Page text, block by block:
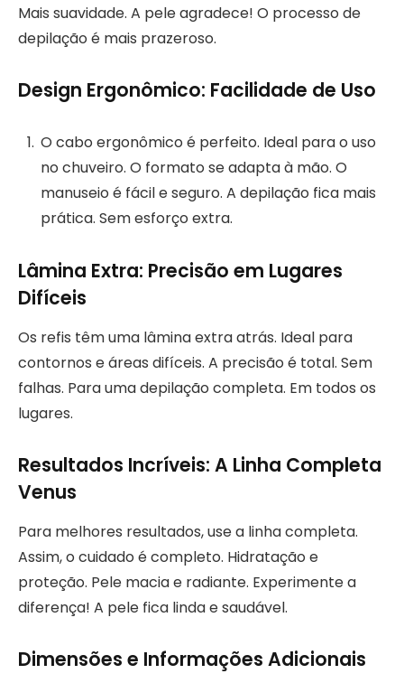
Mais suavidade. A pele agradece! O processo de
depilação é mais prazeroso.
Design Ergonômico: Facilidade de Uso
O cabo ergonômico é perfeito. Ideal para o uso
no chuveiro. O formato se adapta à mão. O
manuseio é fácil e seguro. A depilação fica mais
prática. Sem esforço extra.
Lâmina Extra: Precisão em Lugares
Difíceis
Os refis têm uma lâmina extra atrás. Ideal para
contornos e áreas difíceis. A precisão é total. Sem
falhas. Para uma depilação completa. Em todos os
lugares.
Resultados Incríveis: A Linha Completa
Venus
Para melhores resultados, use a linha completa.
Assim, o cuidado é completo. Hidratação e
proteção. Pele macia e radiante. Experimente a
diferença! A pele fica linda e saudável.
Dimensões e Informações Adicionais